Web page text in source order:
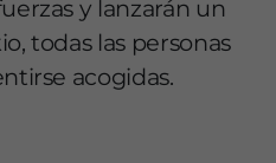
y lanzarán un
todas las personas
acogidas.